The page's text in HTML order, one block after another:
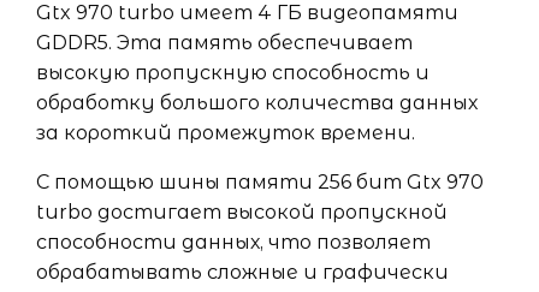
Gtx 970 turbo имеет 4 ГБ видеопамяти
GDDR5. Эта память обеспечивает
высокую пропускную способность и
обработку большого количества данных
за короткий промежуток времени.
С помощью шины памяти 256 бит Gtx 970
turbo достигает высокой пропускной
способности данных, что позволяет
обрабатывать сложные и графически